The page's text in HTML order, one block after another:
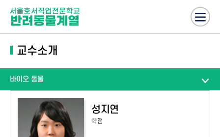
교수소개
바이오 동물
성지연
학점